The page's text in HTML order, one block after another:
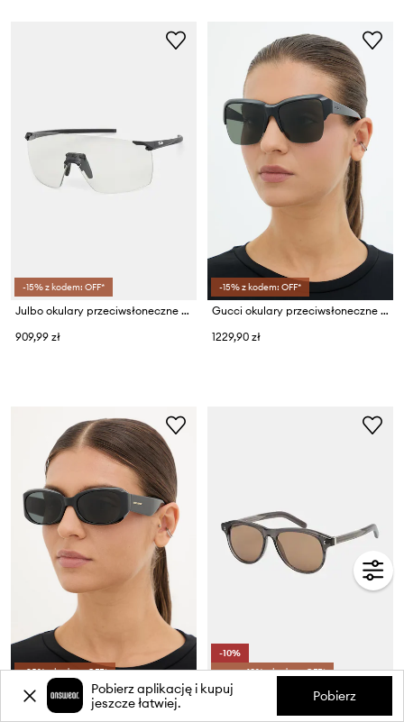
-15% z kodem: OFF*
Julbo okulary przeciwsłoneczne FASTER L - REACTIV PERFORMANCE 0-3
909,99 zł
-15% z kodem: OFF*
Gucci okulary przeciwsłoneczne damskie
1229,90 zł
-25% z kodem: OFF*
Saint Laurent okulary przeciwsłoneczne damskie
-10%
extra -10% z kodem: OFF*
Pobierz aplikację i kupuj
jeszcze łatwiej.
Pobierz